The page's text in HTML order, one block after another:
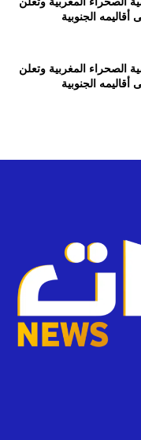
الجنوبية
الصحراء المغربية وتعلن
الجنوبية